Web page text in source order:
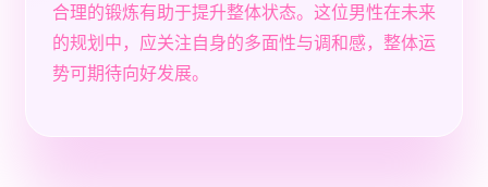
合理的锻炼有助于提升整体状态。这位男性在未来
的规划中，应关注自身的多面性与调和感，整体运
势可期待向好发展。